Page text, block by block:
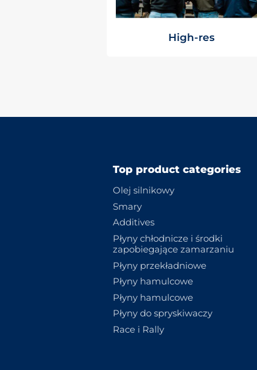
High-res
Top product categories
Olej silnikowy
Smary
Additives
Płyny chłodnicze i środki
zapobiegające zamarzaniu
Płyny przekładniowe
Płyny hamulcowe
Płyny hamulcowe
Płyny do spryskiwaczy
Race i Rally